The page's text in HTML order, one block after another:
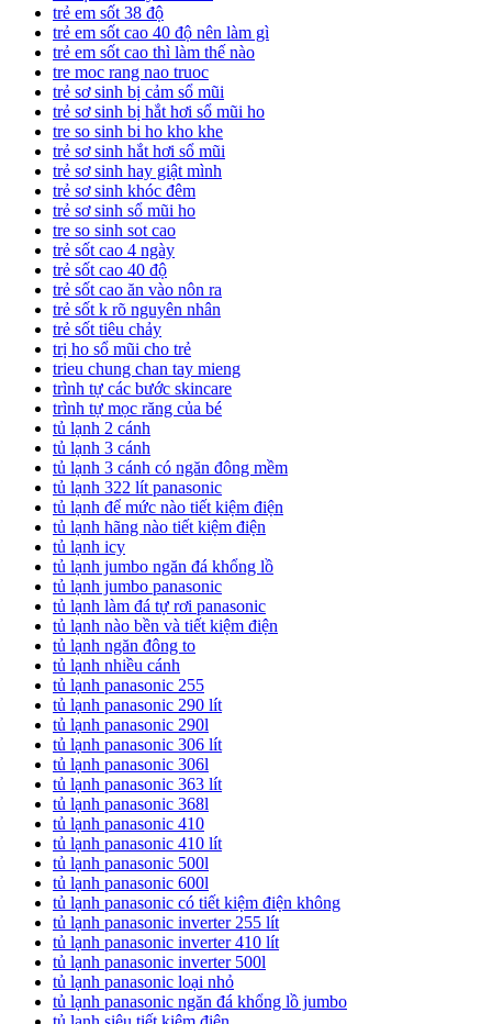
trẻ em sốt 38 độ
trẻ em sốt cao 40 độ nên làm gì
trẻ em sốt cao thì làm thế nào
tre moc rang nao truoc
trẻ sơ sinh bị cảm sổ mũi
trẻ sơ sinh bị hắt hơi sổ mũi ho
tre so sinh bi ho kho khe
trẻ sơ sinh hắt hơi sổ mũi
trẻ sơ sinh hay giật mình
trẻ sơ sinh khóc đêm
trẻ sơ sinh sổ mũi ho
tre so sinh sot cao
trẻ sốt cao 4 ngày
trẻ sốt cao 40 độ
trẻ sốt cao ăn vào nôn ra
trẻ sốt k rõ nguyên nhân
trẻ sốt tiêu chảy
trị ho sổ mũi cho trẻ
trieu chung chan tay mieng
trình tự các bước skincare
trình tự mọc răng của bé
tủ lạnh 2 cánh
tủ lạnh 3 cánh
tủ lạnh 3 cánh có ngăn đông mềm
tủ lạnh 322 lít panasonic
tủ lạnh để mức nào tiết kiệm điện
tủ lạnh hãng nào tiết kiệm điện
tủ lạnh icy
tủ lạnh jumbo ngăn đá khổng lồ
tủ lạnh jumbo panasonic
tủ lạnh làm đá tự rơi panasonic
tủ lạnh nào bền và tiết kiệm điện
tủ lạnh ngăn đông to
tủ lạnh nhiều cánh
tủ lạnh panasonic 255
tủ lạnh panasonic 290 lít
tủ lạnh panasonic 290l
tủ lạnh panasonic 306 lít
tủ lạnh panasonic 306l
tủ lạnh panasonic 363 lít
tủ lạnh panasonic 368l
tủ lạnh panasonic 410
tủ lạnh panasonic 410 lít
tủ lạnh panasonic 500l
tủ lạnh panasonic 600l
tủ lạnh panasonic có tiết kiệm điện không
tủ lạnh panasonic inverter 255 lít
tủ lạnh panasonic inverter 410 lít
tủ lạnh panasonic inverter 500l
tủ lạnh panasonic loại nhỏ
tủ lạnh panasonic ngăn đá khổng lồ jumbo